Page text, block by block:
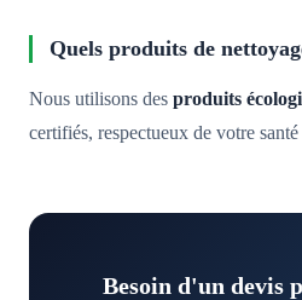
Quels produits de
Nous utilisons des produits
certifiés, respectueux de votre
Besoin d'un devis